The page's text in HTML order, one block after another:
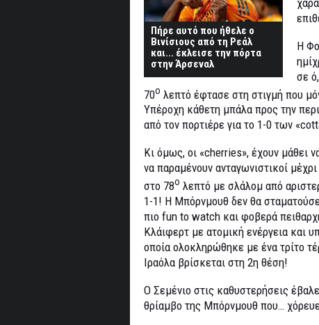
Πήρε αυτό που ήθελε ο
Βινίσιους από τη Ρεάλ
και... έκλεισε την πόρτα
στην Άρσεναλ
Η
σε
70ο λεπτό έφτασε στη στιγμή που
Υπέροχη κάθετη μπάλα προς την
από τον πορτιέρε για το 1-0 των
Κι όμως, οι «cherries», έχουν μάθει
να παραμένουν ανταγωνιστικοί
στο 78ο λεπτό με σλάλομ από
1-1! Η Μπόρνμουθ δεν θα σταματούσε
πιο fun to watch και φοβερά
Κλάιφερτ με ατομική ενέργεια και
οποία ολοκληρώθηκε με ένα τρίτο
Ιραόλα βρίσκεται στη 2η θέση!
Ο Σεμένιο στις καθυστερήσεις
θρίαμβο της Μπόρνμουθ που…